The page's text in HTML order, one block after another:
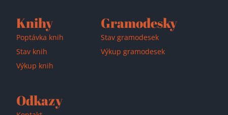
Knihy
Poptávka knih
Stav knih
Výkup knih
Gramodesky
Stav gramodesek
Výkup gramodesek
Odkazy